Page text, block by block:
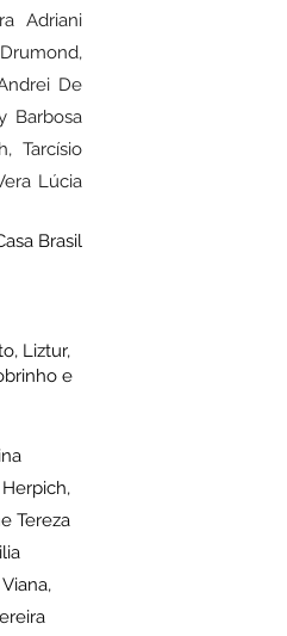
Adriani
De
Barbosa
Tarcísio
Lúcia
Brasil
Liztur,
e
Tereza